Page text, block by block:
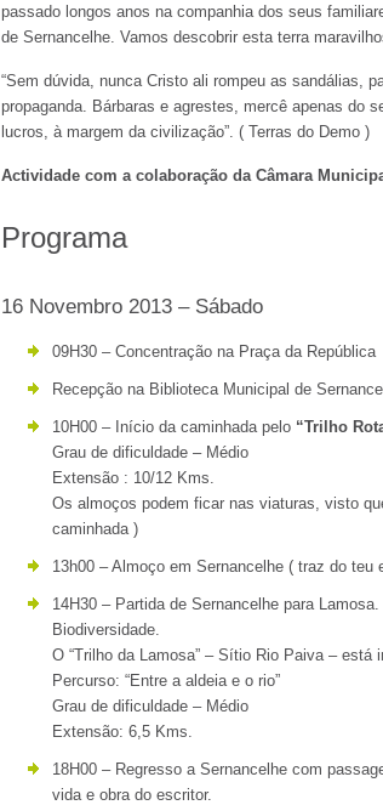
passado longos anos na companhia dos seus
de Sernancelhe. Vamos descobrir esta terra
“Sem dúvida, nunca Cristo ali rompeu as sandálias,
propaganda. Bárbaras e agrestes, mercê apenas do
lucros, à margem da civilização”. ( Terras do Demo )
Actividade com a colaboração da Câmara
Programa
16 Novembro 2013 – Sábado
09H30 – Concentração na Praça da República
Recepção na Biblioteca Municipal de
10H00 – Início da caminhada pelo “Trilho
Grau de dificuldade – Médio
Extensão : 10/12 Kms.
Os almoços podem ficar nas viaturas, visto
caminhada )
13h00 – Almoço em Sernancelhe ( traz do teu
14H30 – Partida de Sernancelhe para Lamosa.
Biodiversidade.
O “Trilho da Lamosa” – Sítio Rio Paiva – está
Percurso: “Entre a aldeia e o rio”
Grau de dificuldade – Médio
Extensão: 6,5 Kms.
18H00 – Regresso a Sernancelhe com
vida e obra do escritor.